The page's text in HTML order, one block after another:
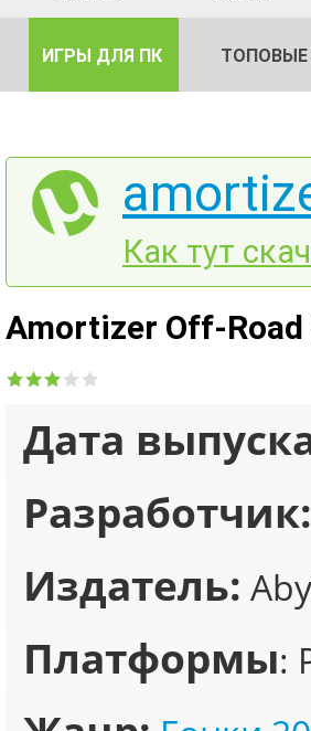
ИГРЫ ДЛЯ ПК ТОПОВЫЕ
Как тут
Amortizer Off-
Дата
Разработчик:
Издатель:
Платформы: